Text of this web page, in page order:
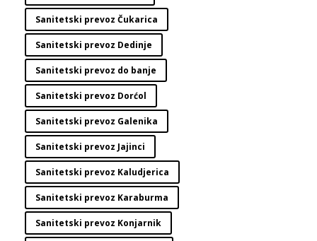
Sanitetski prevoz Čukarica
Sanitetski prevoz Dedinje
Sanitetski prevoz do banje
Sanitetski prevoz Dorćol
Sanitetski prevoz Galenika
Sanitetski prevoz Jajinci
Sanitetski prevoz Kaludjerica
Sanitetski prevoz Karaburma
Sanitetski prevoz Konjarnik